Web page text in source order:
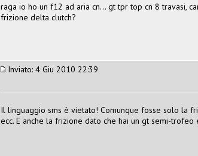
raga io ho un f12 ad aria cn... gt tpr top cn 8 travasi,
frizione delta clutch?
Inviato: 4 Giu 2010 22:39
Il linguaggio sms è vietato! Comunque fosse solo la
ecc. E anche la frizione dato che hai un gt semi-